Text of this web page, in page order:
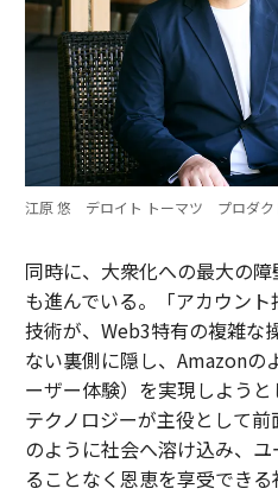
江原 悠 デロイト トーマツ プロダク
同時に、大衆化への最大の
も進んでいる。「アカウン
技術が、Web3特有の複雑な
ない裏側に隠し、Amazonの
ーザー体験）を実現しようと
テクノロジーが主役として
のように社会へ溶け込み、
ることなく恩恵を享受できる